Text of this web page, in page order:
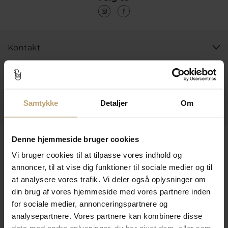
Samtykke Detaljer Om
Denne hjemmeside bruger cookies
Vi bruger cookies til at tilpasse vores indhold og
annoncer, til at vise dig funktioner til sociale medier og til
at analysere vores trafik. Vi deler også oplysninger om
din brug af vores hjemmeside med vores partnere inden
for sociale medier, annonceringspartnere og
analysepartnere. Vores partnere kan kombinere disse
Kontakt
Åbningstider I Butikken
Praktiske Sider
Leveringsmuligheder
Betalingsmuligheder
Sikker Og Tryg E-Handel